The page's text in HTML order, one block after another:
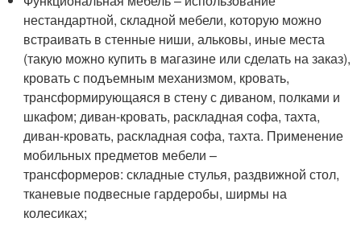
нестандартной, складной мебели, которую можно
встраивать в стенные ниши, альковы, иные места
(такую можно купить в магазине или сделать на заказ),
кровать с подъемным механизмом, кровать,
трансформирующаяся в стену с диваном, полками и
шкафом; диван-кровать, раскладная софа, тахта,
диван-кровать, раскладная софа, тахта. Применение
мобильных предметов мебели –
трансформеров: складные стулья, раздвижной стол,
тканевые подвесные гардеробы, ширмы на
колесиках;